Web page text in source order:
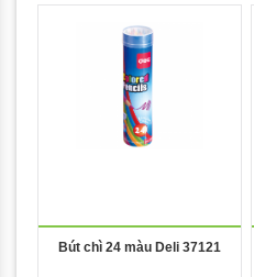
Bút chì 24 màu Deli 37121